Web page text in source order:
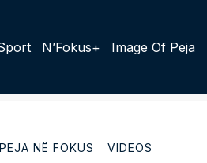
N’Fokus+ Image Of Peja
PEJA NË FOKUS VIDEOS